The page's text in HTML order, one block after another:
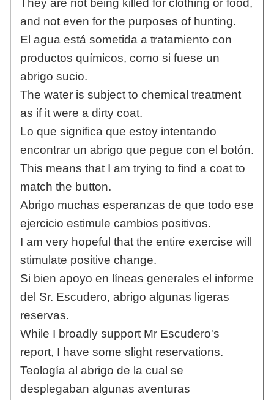
They are not being killed for clothing or food,
and not even for the purposes of hunting.
El agua está sometida a tratamiento con
productos químicos, como si fuese un
abrigo sucio.
The water is subject to chemical treatment
as if it were a dirty coat.
Lo que significa que estoy intentando
encontrar un abrigo que pegue con el botón.
This means that I am trying to find a coat to
match the button.
Abrigo muchas esperanzas de que todo ese
ejercicio estimule cambios positivos.
I am very hopeful that the entire exercise will
stimulate positive change.
Si bien apoyo en líneas generales el informe
del Sr. Escudero, abrigo algunas ligeras
reservas.
While I broadly support Mr Escudero's
report, I have some slight reservations.
Teología al abrigo de la cual se
desplegaban algunas aventuras